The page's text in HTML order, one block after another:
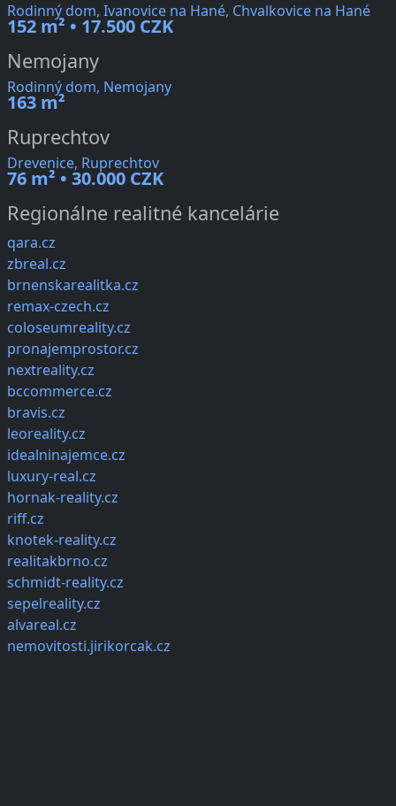
Rodinný dom, Ivanovice na Hané, Chvalkovice na Hané
152 m² • 17.500 CZK
Nemojany
Rodinný dom, Nemojany
163 m²
Ruprechtov
Drevenice, Ruprechtov
76 m² • 30.000 CZK
Regionálne realitné kancelárie
qara.cz
zbreal.cz
brnenskarealitka.cz
remax-czech.cz
coloseumreality.cz
pronajemprostor.cz
nextreality.cz
bccommerce.cz
bravis.cz
leoreality.cz
idealninajemce.cz
luxury-real.cz
hornak-reality.cz
riff.cz
knotek-reality.cz
realitakbrno.cz
schmidt-reality.cz
sepelreality.cz
alvareal.cz
nemovitosti.jirikorcak.cz